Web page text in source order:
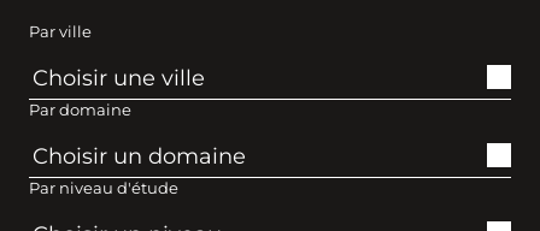
Par ville
Par domaine
Par niveau d'étude